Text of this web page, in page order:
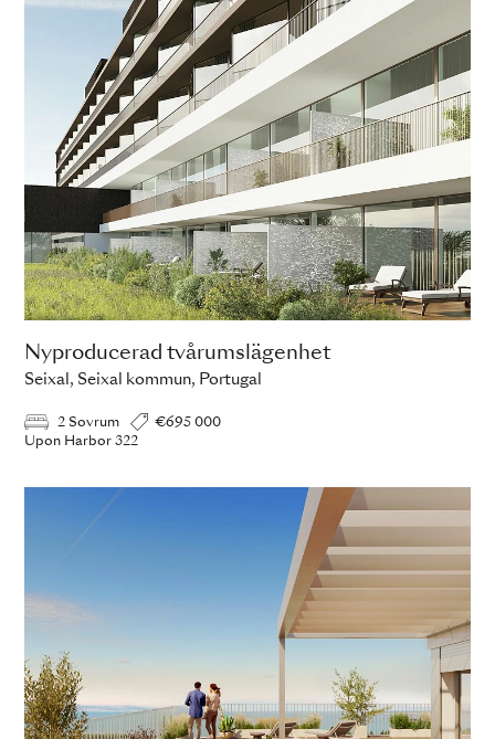
Nyproducerad tvårumslägenhet
Seixal, Seixal kommun, Portugal
2 Sovrum
€695 000
Upon Harbor 322